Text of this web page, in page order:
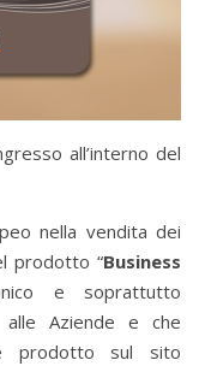
all’interno del
nella vendita dei
prodotto “Business
e soprattutto
alle Aziende e che
prodotto sul sito